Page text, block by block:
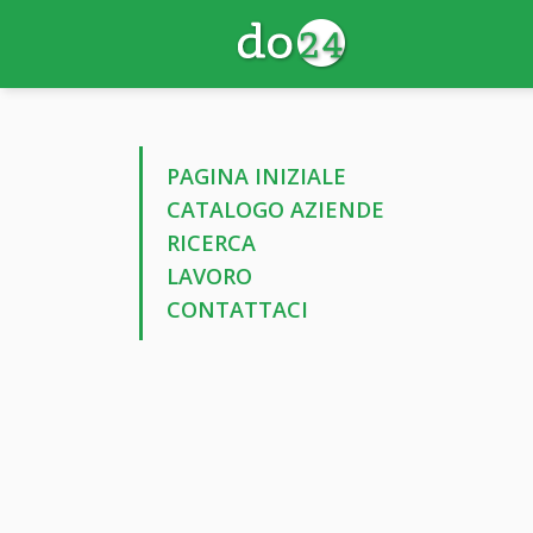
PAGINA INIZIALE
CATALOGO AZIENDE
RICERCA
LAVORO
CONTATTACI